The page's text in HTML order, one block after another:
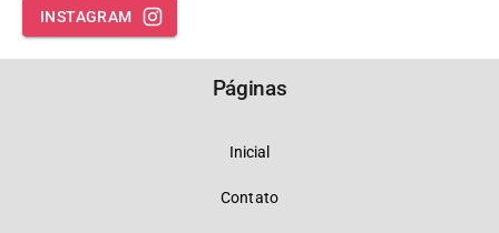
INSTAGRAM
Páginas
Inicial
Contato